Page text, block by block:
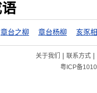
章台之柳 章台杨柳 亥豕
关于我们 | 联系方式|
粤ICP备